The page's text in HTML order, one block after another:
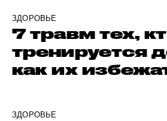
ЗДОРОВЬЕ
7 травм тех,
тренируется
как их
ЗДОРОВЬЕ